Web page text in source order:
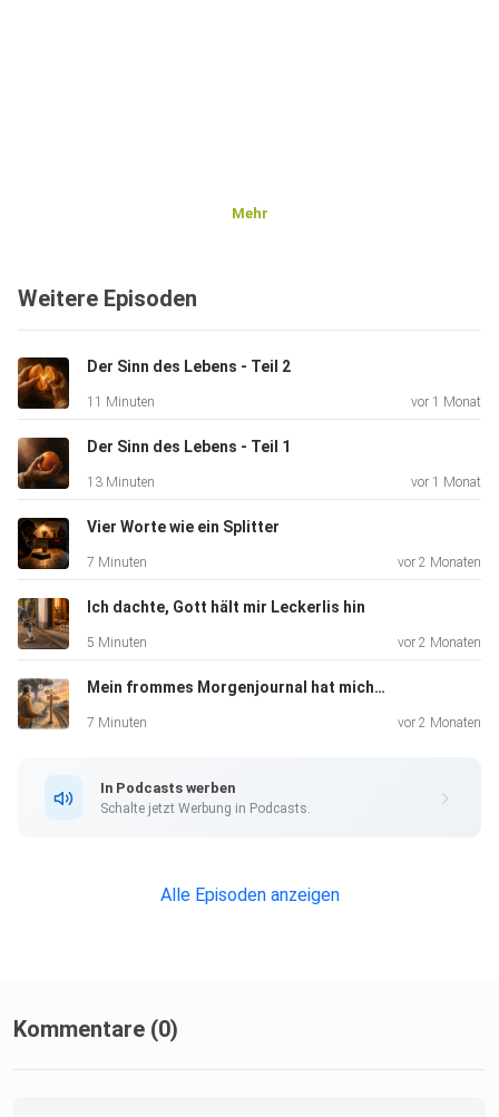
Mehr
Weitere Episoden
Der Sinn des Lebens - Teil 2
11 Minuten vor 1 Monat
Der Sinn des Lebens - Teil 1
13 Minuten vor 1 Monat
Vier Worte wie ein Splitter
7 Minuten vor 2 Monaten
Ich dachte, Gott hält mir Leckerlis hin
5 Minuten vor 2 Monaten
Mein frommes Morgenjournal hat mich belogen
7 Minuten vor 2 Monaten
In Podcasts werben
Schalte jetzt Werbung in Podcasts.
Alle Episoden anzeigen
Kommentare (0)